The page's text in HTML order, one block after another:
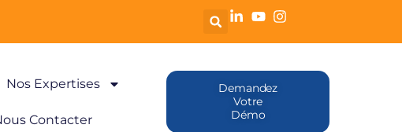
Nos Expertises
Contacter
Demandez
Votre
Démo